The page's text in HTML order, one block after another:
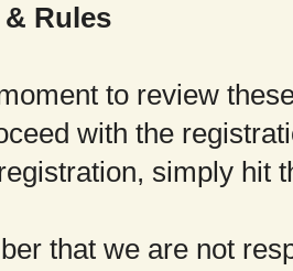
Rules
to review
with the
simply hit
that we are not